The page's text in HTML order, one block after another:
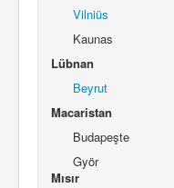
Vilniüs
Kaunas
Lübnan
Beyrut
Macaristan
Budapeşte
Györ
Mısır